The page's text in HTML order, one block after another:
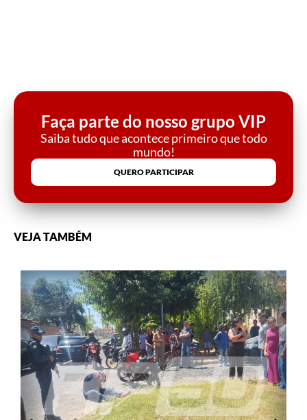
Faça parte do nosso grupo VIP
Saiba tudo que acontece primeiro que todo
mundo!
QUERO PARTICIPAR
VEJA TAMBÉM